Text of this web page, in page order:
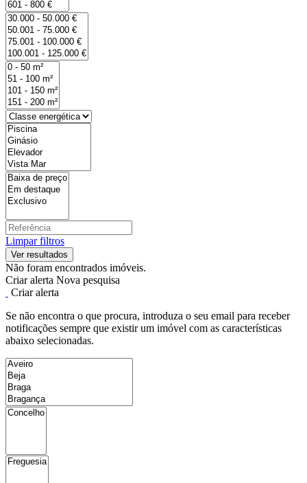
Limpar filtros
Não foram encontrados imóveis.
Criar alerta Nova pesquisa
Criar alerta
Se não encontra o que procura, introduza o seu email para receber
notificações sempre que existir um imóvel com as características
abaixo selecionadas.